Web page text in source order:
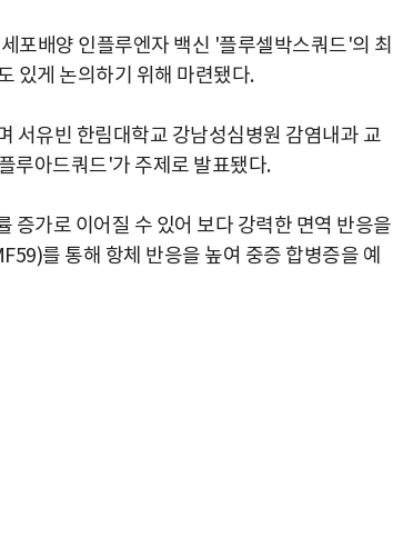
포배양 인플루엔자 백신 '플루셀박스쿼드'의 최
있게 논의하기 위해 마련됐다.
서유빈 한림대학교 강남성심병원 감염내과 교
루아드쿼드'가 주제로 발표됐다.
증가로 이어질 수 있어 보다 강력한 면역 반응을
를 통해 항체 반응을 높여 중증 합병증을 예